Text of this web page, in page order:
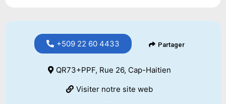
+509 22 60 4433 Partager
QR73+PPF, Rue 26, Cap-Haitien
Visiter notre site web